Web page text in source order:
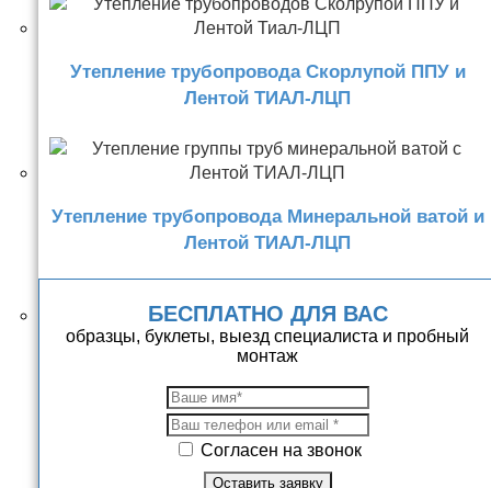
Утепление трубопровода Скорлупой ППУ и
Лентой ТИАЛ-ЛЦП
Утепление трубопровода Минеральной ватой и
Лентой ТИАЛ-ЛЦП
БЕСПЛАТНО ДЛЯ ВАС
образцы, буклеты, выезд специалиста и пробный
монтаж
Согласен на звонок